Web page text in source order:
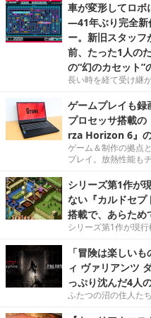
車が変形してロボ
―41年ぶり完全新
ー。新旧スタッ
前、たった1人の
の“幻のカセット”
長い時を経て受け継
ゲームプレイも
プロセッサ搭載の
rza Horizon 6』
ゲーム＆制作の拠点
プレイ。放熱性能も
シリーズ第1作が
ない『カルドセプ
搭載で、あらため
シリーズ第1作が現
「冒険は楽しい
ィ ヴァリアンツ
っぷり沈んだ4人
ふたつの沼の住人た